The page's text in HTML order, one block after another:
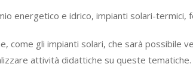
energetico e idrico, impianti solari-termici,
come gli impianti solari, che sarà possibile
attività didattiche su queste tematiche.